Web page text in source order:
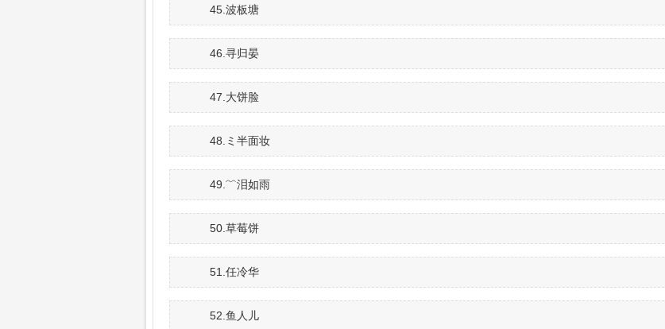
45.波板塘
46.寻归晏
47.大饼脸
48.ミ半面妆
49.﹌泪如雨
50.草莓饼
51.任冷华
52.鱼人儿